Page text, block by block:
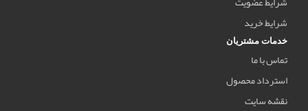
شرایط خرید
خدمات مشتریان
تماس با ما
استرداد محصول
نقشه سایت